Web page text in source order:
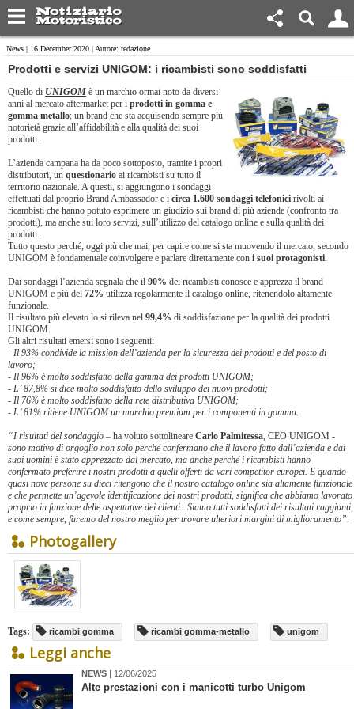
News | 16 December 2020 | Autore: redazione
Prodotti e servizi UNIGOM: i ricambisti sono soddisfatti
Quello di UNIGOM è un marchio ormai noto da diversi
anni al mercato aftermarket per i prodotti in gomma e
gomma metallo; un brand che sta acquisendo sempre più
notorietà grazie all’affidabilità e alla qualità dei suoi
prodotti.
L’azienda campana ha da poco sottoposto, tramite i propri
distributori, un questionario ai ricambisti su tutto il
territorio nazionale. A questi, si aggiungono i sondaggi
effettuati dal proprio Brand Ambassador e i circa 1.600 sondaggi telefonici rivolti ai
ricambisti che hanno potuto esprimere un giudizio sui brand di più aziende (confronto tra
prodotti), ma anche sui loro servizi, sull’utilizzo del catalogo online e sulla qualità dei
prodotti.
Tutto questo perché, oggi più che mai, per capire come si sta muovendo il mercato, secondo
UNIGOM è fondamentale coinvolgere e parlare direttamente con i suoi protagonisti.
Dai sondaggi l’azienda segnala che il 90% dei ricambisti conosce e apprezza il brand
UNIGOM e più del 72% utilizza regolarmente il catalogo online, ritenendolo altamente
funzionale.
Il risultato più elevato lo si rileva nel 99,4% di soddisfazione per la qualità dei prodotti
UNIGOM.
Gli altri risultati emersi sono i seguenti:
- Il 93% condivide la mission dell’azienda per la sicurezza dei prodotti e del posto di
lavoro;
- Il 96% è molto soddisfatto della gamma dei prodotti UNIGOM;
- L’ 87,8% si dice molto soddisfatto dello sviluppo dei nuovi prodotti;
- Il 76% è molto soddisfatto della rete distributiva UNIGOM;
- L’ 81% ritiene UNIGOM un marchio premium per i componenti in gomma.
“I risultati del sondaggio – ha voluto sottolineare Carlo Palmitessa, CEO UNIGOM -
sono motivo di orgoglio non solo perché confermano che il lavoro fatto dall’azienda e dai
suoi uomini è stato apprezzato dal mercato, ma anche perché i ricambisti hanno
confermato preferire i nostri prodotti a quelli offerti da vari competitor europei. E quando
quasi nove persone su dieci ritengono che il nostro catalogo online sia altamente funzionale
e che permette un’agevole identificazione dei nostri prodotti, significa che abbiamo lavorato
proprio in funzione delle aspettative dei clienti. Siamo tutti soddisfatti dei risultati raggiunti,
e come sempre, faremo del nostro meglio per trovare ulteriori margini di miglioramento”.
Photogallery
Tags: ricambi gomma ricambi gomma-metallo unigom
Leggi anche
NEWS | 12/06/2025
Alte prestazioni con i manicotti turbo Unigom